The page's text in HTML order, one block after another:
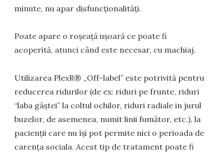
minute, nu apar disfuncționalități.
Poate apare o roșeață ușoară ce poate fi
acoperită, atunci când este necesar, cu machiaj.
Utilizarea PlexR® „Off-label” este potrivită pentru
reducerea ridurilor (de ex: riduri pe frunte, riduri
“laba gâștei” la coltul ochilor, riduri radiale in jurul
buzelor, de asemenea, numit linii fumător, etc.), la
pacienții care nu își pot permite nici o perioada de
carența sociala. Acest tip de tratament poate fi